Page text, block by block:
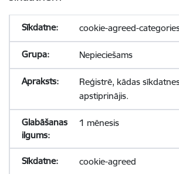
cookie-agreed-
Nepieciešams
Reģistrē, kādas
apstiprinājis.
1 mēnesis
cookie-agreed